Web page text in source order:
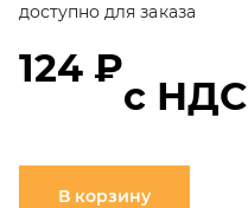
доступно для заказа
124 ₽
с НДС
В корзину